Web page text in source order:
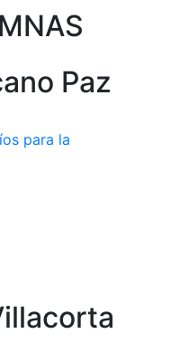
Paz
para la